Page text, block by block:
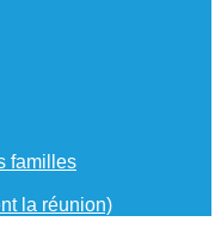
familles
la réunion)